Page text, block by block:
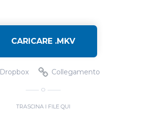
CARICARE .MKV
Dropbox Collegamento
O
TRASCINA I FILE QUI